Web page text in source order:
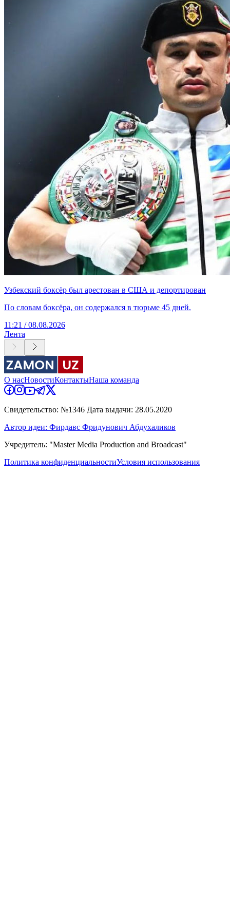
Узбекский боксёр был арестован в США и депортирован
По словам боксёра, он содержался в тюрьме 45 дней.
11:21 / 08.08.2026
Лента
О насНовостиКонтактыНаша команда
Свидетельство: №1346 Дата выдачи: 28.05.2020
Автор идеи: Фирдавс Фридунович Абдухаликов
Учредитель: "Master Media Production and Broadcast"
Политика конфиденциальностиУсловия использования